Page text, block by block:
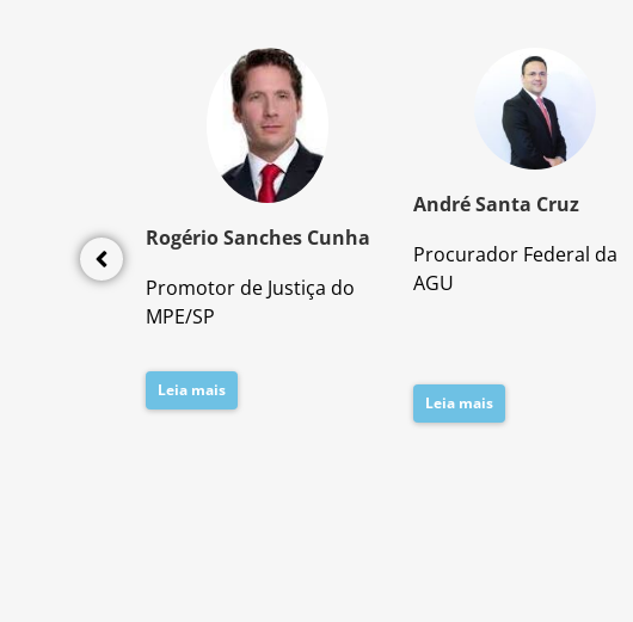
Civil
Rogério Sanches Cunha
Promotor de Justiça do
MPE/SP
Leia mais
André Santa Cruz
Procurador Federal da
AGU
Leia mais